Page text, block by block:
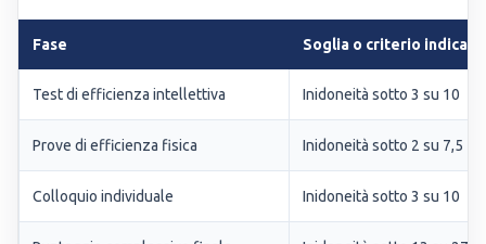
Fase Soglia o criterio indicato
Test di efficienza intellettiva Inidoneità sotto 3 su 10
Prove di efficienza fisica Inidoneità sotto 2 su 7,5
Colloquio individuale Inidoneità sotto 3 su 10